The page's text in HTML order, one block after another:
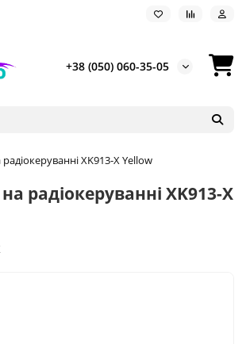
+38 (050) 060-35-05
XK913-X Yellow
радіокеруванні XK913-X